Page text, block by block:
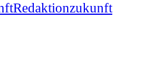
Redaktionzukunft